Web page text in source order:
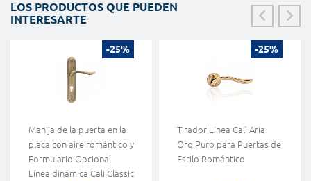
LOS PRODUCTOS QUE PUEDEN
INTERESARTE
-25%
Manija de la puerta en la
placa con aire romántico y
Formulario Opcional
Línea dinámica Cali Classic
-25%
Tirador Linea Calì Aria
Oro Puro para Puertas de
Estilo Romántico